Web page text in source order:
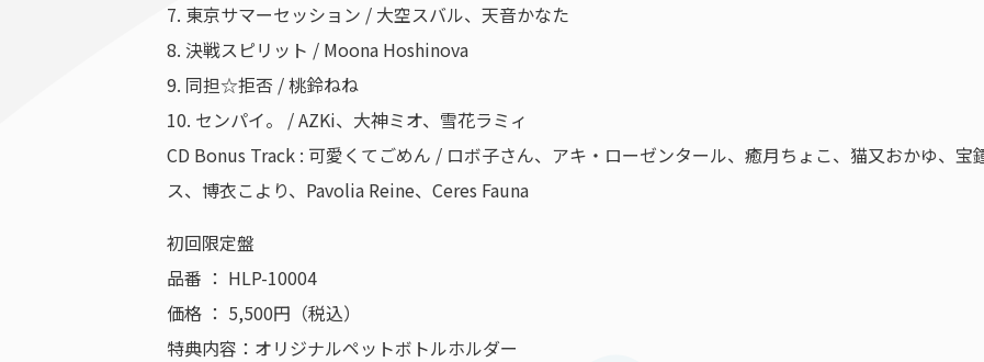
7. 東京サマーセッション / 大空スバル、天音かなた
8. 決戦スピリット / Moona Hoshinova
9. 同担☆拒否 / 桃鈴ねね
10. センパイ。 / AZKi、大神ミオ、雪花ラミィ
CD Bonus Track : 可愛くてごめん / ロボ子さん、アキ・ローゼンタール、癒月ちょこ、猫又おかゆ、
ス、博衣こより、Pavolia Reine、Ceres Fauna
初回限定盤
品番 ： HLP-10004
価格 ： 5,500円（税込）
特典内容：オリジナルペットボトルホルダー